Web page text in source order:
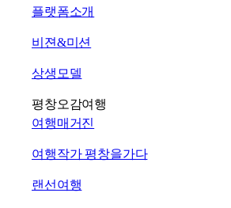
플랫폼소개
비젼&미션
상생모델
평창오감여행
여행매거진
여행작가 평창을가다
랜선여행